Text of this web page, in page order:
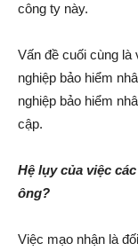
công ty này.
Vấn đề cuối cùng là
nghiệp bảo hiểm
nghiệp bảo hiểm
cập.
Hệ lụy của việc
ông?
Việc mạo nhận là